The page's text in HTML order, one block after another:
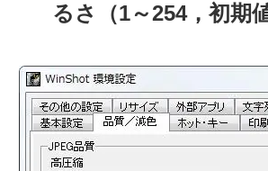
るさ（1～254，初期